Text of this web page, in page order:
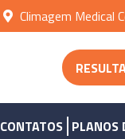
Climagem Medical
CONTATOS PLANOS